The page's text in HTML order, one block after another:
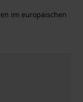
im europäischen